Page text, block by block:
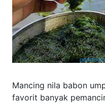
Mancing nila babon
favorit banyak